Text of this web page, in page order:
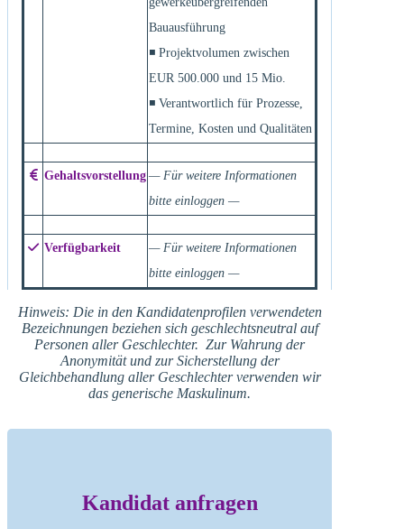
Bauausführung
◾ Projektvolumen zwischen
EUR 500.000 und 15 Mio.
◾ Verantwortlich für Prozesse,
Termine, Kosten und Qualitäten
Gehaltsvorstellung — Für weitere Informationen
bitte einloggen —
Verfügbarkeit
— Für weitere Informationen
bitte einloggen —
Hinweis: Die in den Kandidatenprofilen verwendeten
Bezeichnungen beziehen sich geschlechtsneutral auf
Personen aller Geschlechter. Zur Wahrung der
Anonymität und zur Sicherstellung der
Gleichbehandlung aller Geschlechter verwenden wir
das generische Maskulinum.
Kandidat anfragen